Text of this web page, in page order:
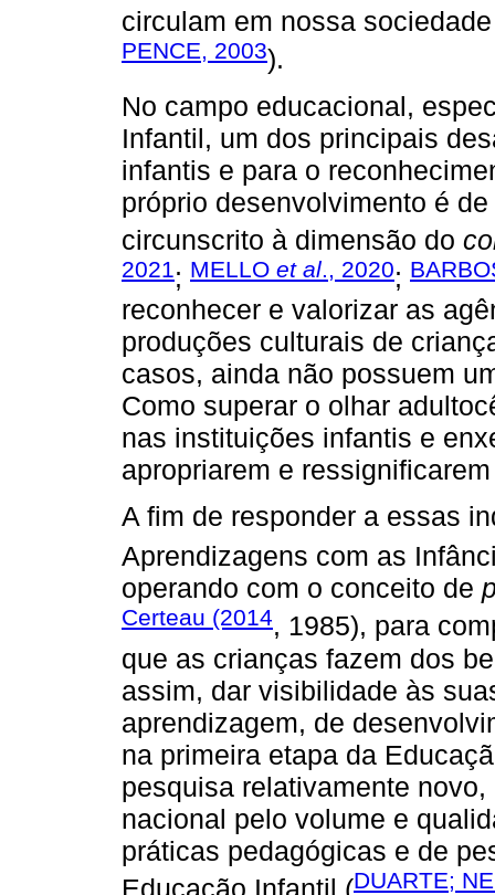
circulam em nossa
PENCE, 2003).
No campo educacional,
Infantil, um dos principais
infantis e para o
próprio desenvolvimento é
circunscrito à dimensão do
2021; MELLO et al., 2020;
reconhecer e valorizar as
produções culturais de
casos, ainda não possuem
Como superar o olhar
nas instituições infantis e
apropriarem e
A fim de responder a essas
Aprendizagens com as
operando com o conceito de
Certeau (2014, 1985), para
que as crianças fazem dos
assim, dar visibilidade às
aprendizagem, de
na primeira etapa da
pesquisa relativamente
nacional pelo volume e
práticas pedagógicas e de
Educação Infantil (DUARTE;